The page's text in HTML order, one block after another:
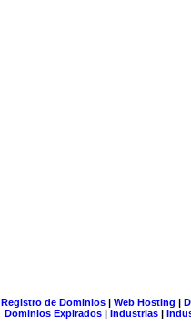
Registro de Dominios| Web Hosting |
Dominios Expirados | Industrias |